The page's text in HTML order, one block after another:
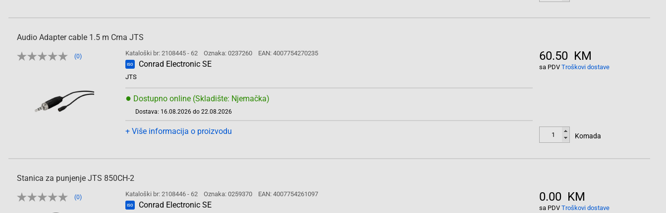
Audio Adapter cable 1.5 m Crna JTS
(0) Kataloški br: 2108445 - 62 Oznaka: 0237260 EAN: 4007754270235
ISO Conrad Electronic SE
JTS
● Dostupno online (Skladište: Njemačka)
Dostava: 16.08.2026 do 22.08.2026
+ Više informacija o proizvodu
60.50 KM
sa PDV Troškovi dostave
Komada
Stanica za punjenje JTS 850CH-2
(0) Kataloški br: 2108446 - 62 Oznaka: 0259370 EAN: 4007754261097
ISO Conrad Electronic SE
0.00 KM
sa PDV Troškovi dostave